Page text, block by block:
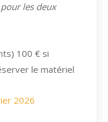
les deux
100 € si
le matériel
2026